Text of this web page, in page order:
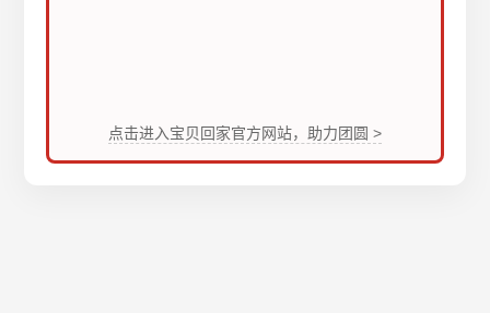
点击进入宝贝回家官方网站，助力团圆 >